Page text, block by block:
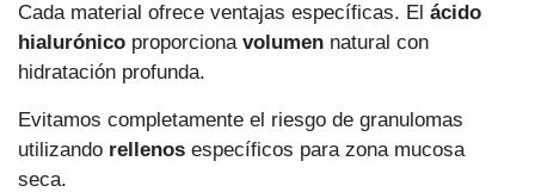
Cada material ofrece ventajas específicas. El ácido
hialurónico proporciona volumen natural con
hidratación profunda.
Evitamos completamente el riesgo de granulomas
utilizando rellenos específicos para zona mucosa
seca.